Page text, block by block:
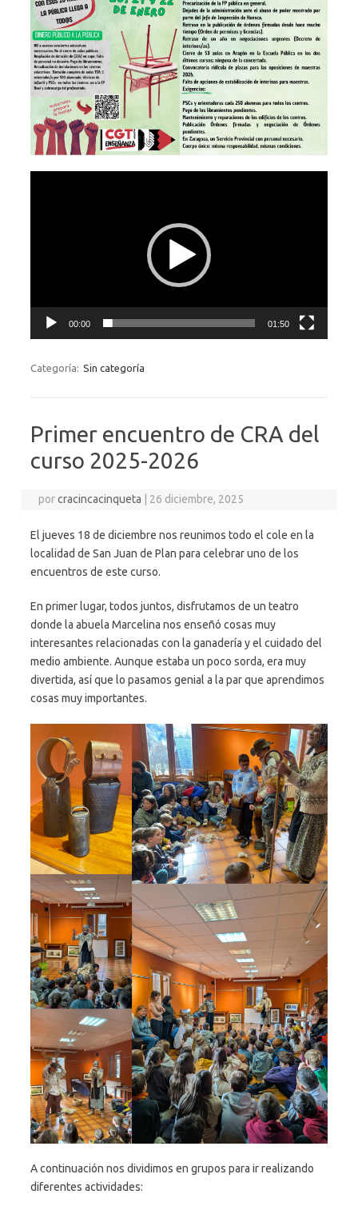
00:00 01:50
Categoría: Sin categoría
Primer encuentro de CRA del
curso 2025-2026
porcracincacinqueta | 26 diciembre, 2025
El jueves 18 de diciembre nos reunimos todo el cole en la
localidad de San Juan de Plan para celebrar uno de los
encuentros de este curso.
En primer lugar, todos juntos, disfrutamos de un teatro
donde la abuela Marcelina nos enseñó cosas muy
interesantes relacionadas con la ganadería y el cuidado del
medio ambiente. Aunque estaba un poco sorda, era muy
divertida, así que lo pasamos genial a la par que aprendimos
cosas muy importantes.
A continuación nos dividimos en grupos para ir realizando
diferentes actividades: